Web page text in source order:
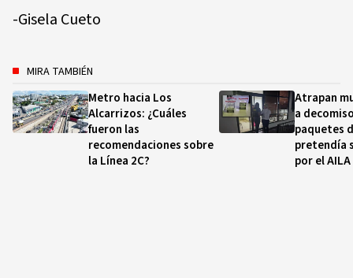
-Gisela Cueto
MIRA TAMBIÉN
Metro hacia Los
Alcarrizos: ¿Cuáles
fueron las
recomendaciones sobre
la Línea 2C?
Atrapan
a
paquetes
pretendía
por el AILA